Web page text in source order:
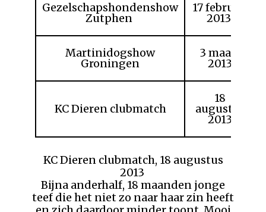
Gezelschapshondenshow
Zutphen
17 februari
2013
Martinidogshow
Groningen
3 maart
2013
KC Dieren clubmatch
18
augustus
2013
KC Dieren clubmatch, 18 augustus
2013
Bijna anderhalf, 18 maanden jonge
teef die het niet zo naar haar zin heeft